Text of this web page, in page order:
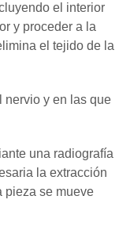
el interior
y proceder a la
el tejido de la
nervio y en las que
una radiografía
la extracción
pieza se mueve